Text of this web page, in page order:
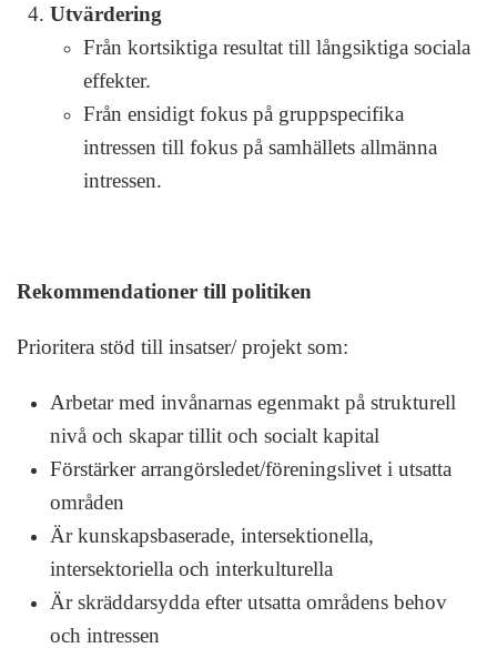
Utvärdering
Från kortsiktiga resultat till långsiktiga sociala
effekter.
Från ensidigt fokus på gruppspecifika
intressen till fokus på samhällets allmänna
intressen.
Rekommendationer till politiken
Prioritera stöd till insatser/ projekt som:
Arbetar med invånarnas egenmakt på strukturell
nivå och skapar tillit och socialt kapital
Förstärker arrangörsledet/föreningslivet i utsatta
områden
Är kunskapsbaserade, intersektionella,
intersektoriella och interkulturella
Är skräddarsydda efter utsatta områdens behov
och intressen